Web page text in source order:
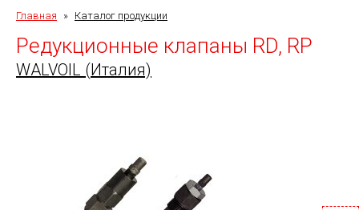
Главная » Каталог продукции
Редукционные клапаны RD, RP
WALVOIL (Италия)